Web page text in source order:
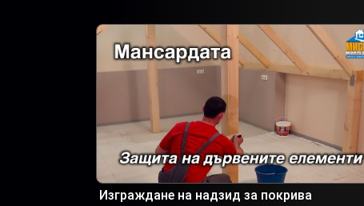
Изграждане на надзид за покрива